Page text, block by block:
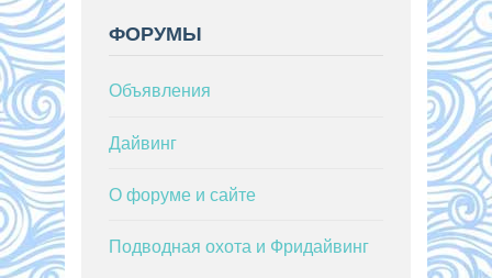
ФОРУМЫ
Объявления
Дайвинг
О форуме и сайте
Подводная охота и Фридайвинг